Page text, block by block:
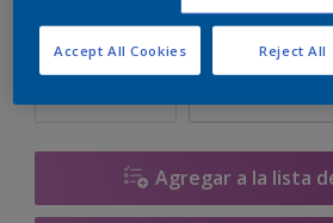
Cantidad Calculadora de
Agregar a la lista
Reject All
Accept All Cookies